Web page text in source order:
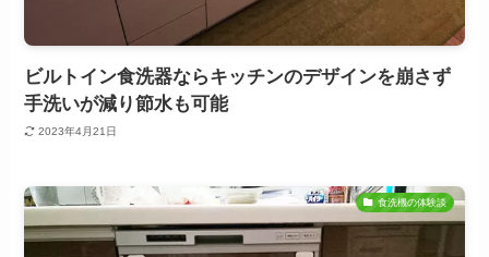
ビルトイン食洗器ならキッチンのデザインを崩さず
手洗いが減り節水も可能
2023年4月21日
食洗機の体験談